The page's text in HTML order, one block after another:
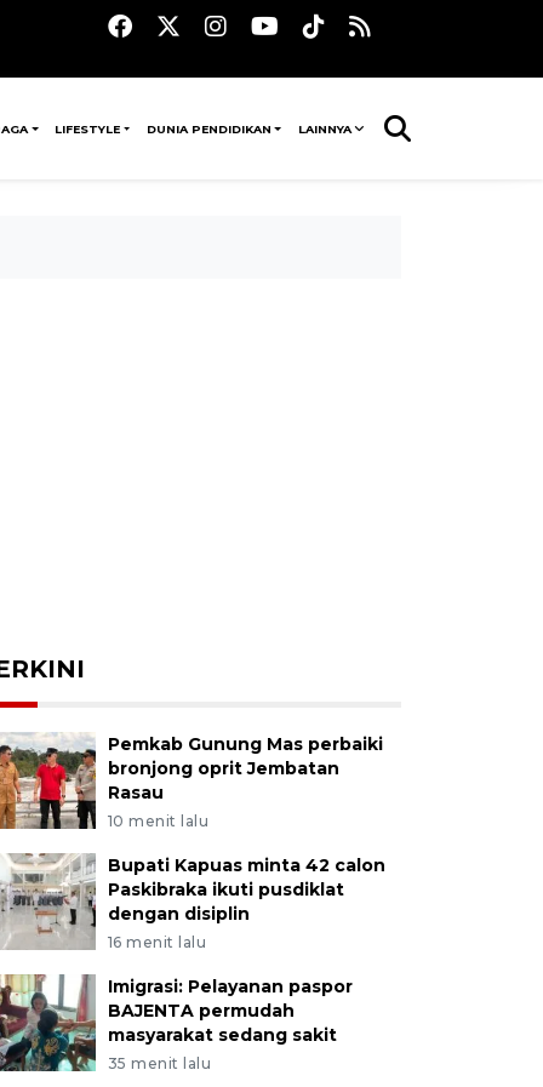
LIFESTYLE DUNIA PENDIDIKAN LAINNYA
Pemkab Gunung Mas perbaiki
bronjong oprit Jembatan
Rasau
10 menit lalu
Bupati Kapuas minta 42 calon
Paskibraka ikuti pusdiklat
dengan disiplin
16 menit lalu
Imigrasi: Pelayanan paspor
BAJENTA permudah
masyarakat sedang sakit
35 menit lalu